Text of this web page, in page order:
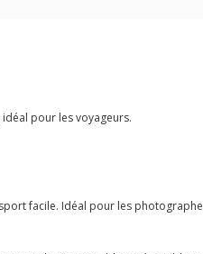
pour les voyageurs.
facile. Idéal pour les